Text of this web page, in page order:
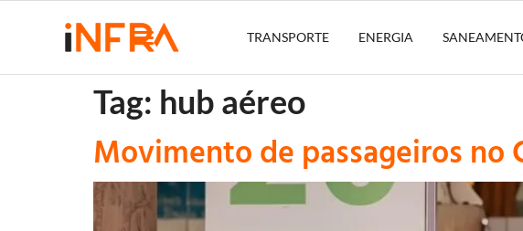
TRANSPORTE ENERGIA
Tag: hub aéreo
Movimento de passageiros no